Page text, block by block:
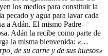
los medios para constituir la
pecado y agua para lavar cada
a Adán. El mismo Padre
Adán la recibe como parte de
la misma bienvenida: «…
de su carne y de sus huesos»